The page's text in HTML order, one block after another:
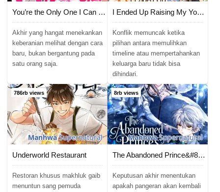
You’re the Only One I Can See
Akhir yang hangat menekankan
keberanian melihat dengan cara
baru, bukan bergantung pada
satu orang saja.
I Ended Up Raising My Younger Self
Konflik memuncak ketika
pilihan antara memulihkan
timeline atau mempertahankan
keluarga baru tidak bisa
dihindari.
786rb views
ManhwaSupernatural
Underworld Restaurant
Restoran khusus makhluk gaib
menuntun sang pemuda
8rb views
ManhwaSupernatural
The Abandoned Prince&#8217;s Ghost Bride
Keputusan akhir menentukan
apakah pangeran akan kembali